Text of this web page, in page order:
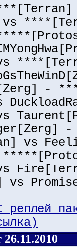
vs
-
vs
vs